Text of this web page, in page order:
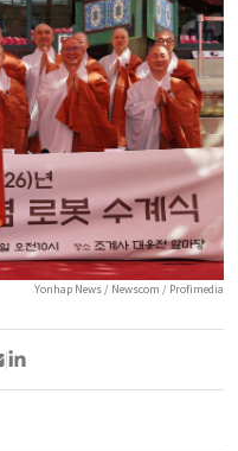
Yonhap News / Newscom / Profimedia